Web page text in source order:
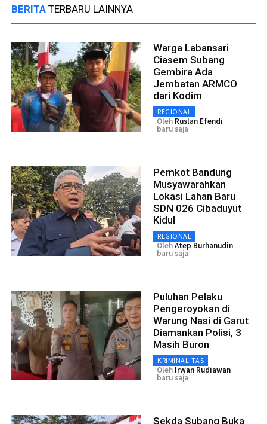
BERITA TERBARU LAINNYA
Warga Labansari
Ciasem Subang
Gembira Ada
Jembatan ARMCO
dari Kodim
REGIONAL
Oleh Ruslan Efendi
baru saja
Pemkot Bandung
Musyawarahkan
Lokasi Lahan Baru
SDN 026 Cibaduyut
Kidul
REGIONAL
OlehAtep Burhanudin
baru saja
Puluhan Pelaku
Pengeroyokan di
Warung Nasi di Garut
Diamankan Polisi, 3
Masih Buron
KRIMINALITAS
Oleh Irwan Rudiawan
baru saja
Sekda Subang Buka